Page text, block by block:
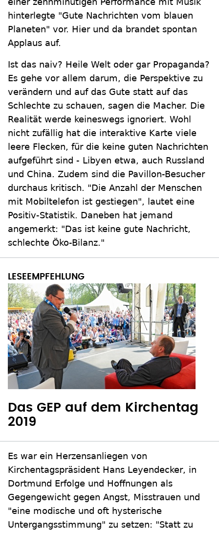
hinterlegte "Gute Nachrichten vom blauen
Planeten" vor. Hier und da brandet spontan
Applaus auf.
Ist das naiv? Heile Welt oder gar Propaganda?
Es gehe vor allem darum, die Perspektive zu
verändern und auf das Gute statt auf das
Schlechte zu schauen, sagen die Macher. Die
Realität werde keineswegs ignoriert. Wohl
nicht zufällig hat die interaktive Karte viele
leere Flecken, für die keine guten Nachrichten
aufgeführt sind - Libyen etwa, auch Russland
und China. Zudem sind die Pavillon-Besucher
durchaus kritisch. "Die Anzahl der Menschen
mit Mobiltelefon ist gestiegen", lautet eine
Positiv-Statistik. Daneben hat jemand
angemerkt: "Das ist keine gute Nachricht,
schlechte Öko-Bilanz."
Das GEP auf dem Kirchentag
2019
Es war ein Herzensanliegen von
Kirchentagspräsident Hans Leyendecker, in
Dortmund Erfolge und Hoffnungen als
Gegengewicht gegen Angst, Misstrauen und
"eine modische und oft hysterische
Untergangsstimmung" zu setzen: "Statt zu